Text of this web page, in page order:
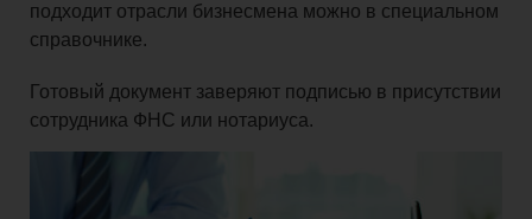
подходит отрасли бизнесмена можно в специальном
справочнике.
Готовый документ заверяют подписью в присутствии
сотрудника ФНС или нотариуса.